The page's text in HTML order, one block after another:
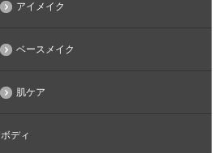
アイメイク
ベースメイク
肌ケア
ボディ